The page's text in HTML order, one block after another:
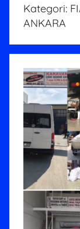
Kategori:
ANKARA